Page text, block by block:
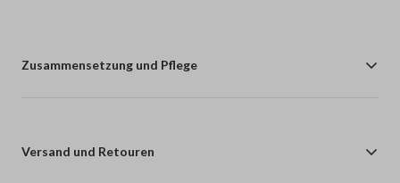
Zusammensetzung und Pflege
Versand und Retouren